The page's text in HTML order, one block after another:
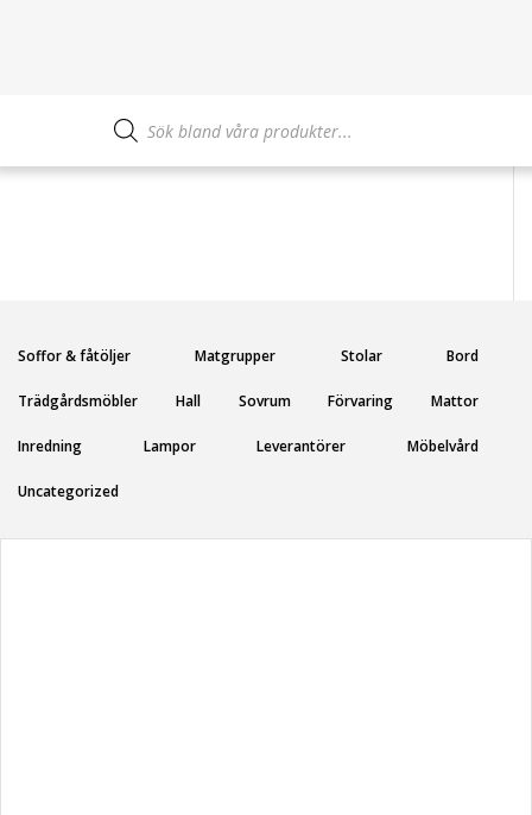
Produktsökning
Soffor & fåtöljer Matgrupper Stolar Bord
Trädgårdsmöbler Hall Sovrum Förvaring Mattor
Inredning Lampor Leverantörer Möbelvård
Uncategorized